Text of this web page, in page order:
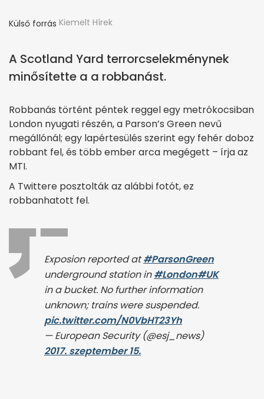
Külső forrás Kiemelt Hírek
A Scotland Yard terrorcselekménynek
minősítette a a robbanást.
Robbanás történt péntek reggel egy metrókocsiban
London nyugati részén, a Parson’s Green nevű
megállónál; egy lapértesülés szerint egy fehér doboz
robbant fel, és több ember arca megégett – írja az
MTI.
A Twittere posztolták az alábbi fotót, ez
robbanhatott fel.
Exposion reported at#ParsonGreen
underground station in#London#UK
in a bucket. No further information
unknown; trains were suspended.
pic.twitter.com/N0VbHT23Yh
— European Security (@esj_news)
2017. szeptember 15.